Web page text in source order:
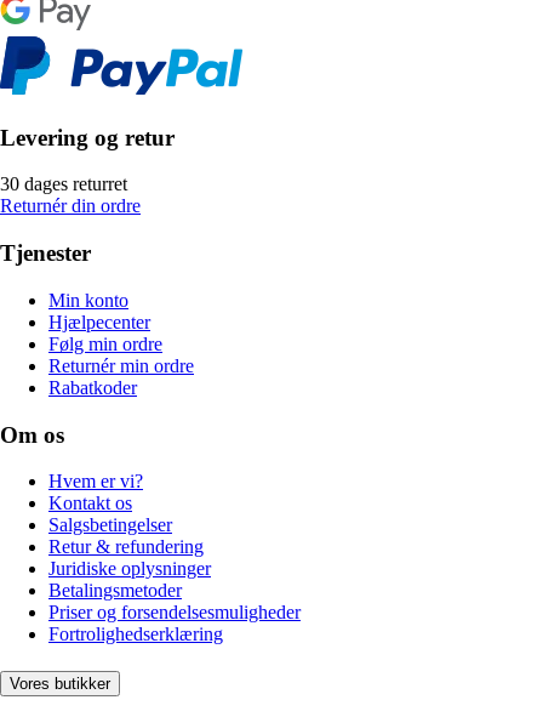
Levering og retur
30 dages returret
Returnér din ordre
Tjenester
Min konto
Hjælpecenter
Følg min ordre
Returnér min ordre
Rabatkoder
Om os
Hvem er vi?
Kontakt os
Salgsbetingelser
Retur & refundering
Juridiske oplysninger
Betalingsmetoder
Priser og forsendelsesmuligheder
Fortrolighedserklæring
Vores butikker